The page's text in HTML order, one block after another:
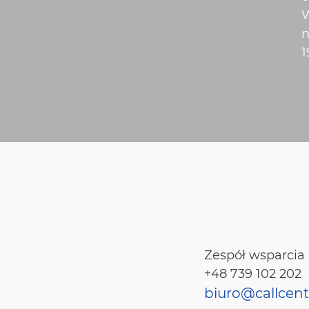
Zespół wsparcia
+48 739 102 202